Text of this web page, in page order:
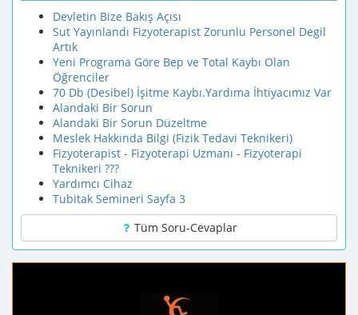
Devletin Bize Bakış Açısı
Sut Yayınlandı Fizyoterapist Zorunlu Personel Degil
Artık
Yeni Programa Göre Bep ve Total Kaybı Olan
Öğrenciler
70 Db (Desibel) İşitme Kaybı.Yardıma İhtiyacımız Var
Alandaki Bir Sorun
Alandaki Bir Sorun Düzeltme
Meslek Hakkında Bilgi (Fizik Tedavi Teknikeri)
Fizyoterapist - Fizyoterapi Uzmanı - Fizyoterapi
Teknikeri ???
Yardımcı Cihaz
Tubitak Semineri Sayfa 3
Tüm Soru-Cevaplar